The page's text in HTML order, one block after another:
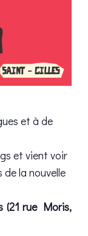
et à de
et vient voir
la nouvelle
(21 rue Moris,